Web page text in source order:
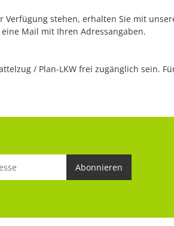
stehen, erhalten Sie mit
Mail mit Ihren Adressangaben.
/ Plan-LKW frei zugänglich sein.
Abonnieren